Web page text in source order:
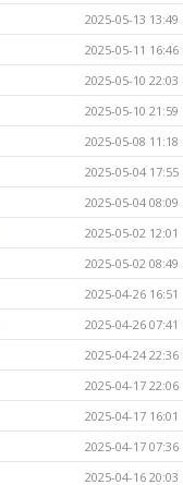
2025-05-13 13:49
2025-05-11 16:46
2025-05-10 22:03
2025-05-10 21:59
2025-05-08 11:18
2025-05-04 17:55
2025-05-04 08:09
2025-05-02 12:01
2025-05-02 08:49
2025-04-26 16:51
2025-04-26 07:41
2025-04-24 22:36
2025-04-17 22:06
2025-04-17 16:01
2025-04-17 07:36
2025-04-16 20:03